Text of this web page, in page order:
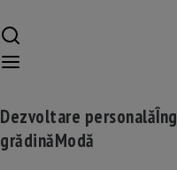
Dezvoltare personală
grădinăModă